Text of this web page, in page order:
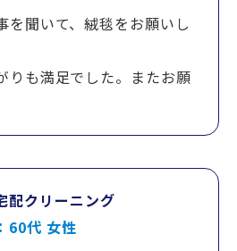
を聞いて、絨毯をお願いし
りも満足でした。またお願
配クリーニング
60代 女性